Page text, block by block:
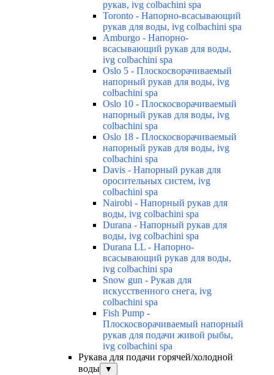
рукав, ivg colbachini spa
Toronto - Напорно-всасывающий
рукав для воды, ivg colbachini spa
Amburgo - Напорно-
всасывающий рукав для воды,
ivg colbachini spa
Oslo 5 - Плоскосворачиваемый
напорный рукав для воды, ivg
colbachini spa
Oslo 10 - Плоскосворачиваемый
напорный рукав для воды, ivg
colbachini spa
Oslo 18 - Плоскосворачиваемый
напорный рукав для воды, ivg
colbachini spa
Davis - Напорный рукав для
оросительных систем, ivg
colbachini spa
Nairobi - Напорный рукав для
воды, ivg colbachini spa
Durana - Напорный рукав для
воды, ivg colbachini spa
Durana LL - Напорно-
всасывающий рукав для воды,
ivg colbachini spa
Snow gun - Рукав для
искусственного снега, ivg
colbachini spa
Fish Pump -
Плоскосворачиваемый напорный
рукав для подачи живой рыбы,
ivg colbachini spa
Рукава для подачи горячей/холодной
воды
▼